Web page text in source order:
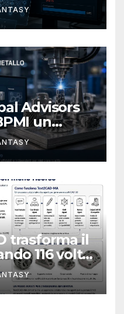
Advisors
un
3D
alla filiera
trasforma il
116 volte